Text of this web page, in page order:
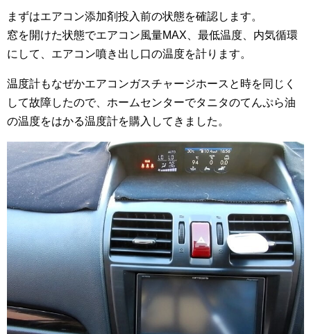
まずはエアコン添加剤投入前の状態を確認します。
窓を開けた状態でエアコン風量MAX、最低温度、内気循環
にして、エアコン噴き出し口の温度を計ります。
温度計もなぜかエアコンガスチャージホースと時を同じく
して故障したので、ホームセンターでタニタのてんぷら油
の温度をはかる温度計を購入してきました。